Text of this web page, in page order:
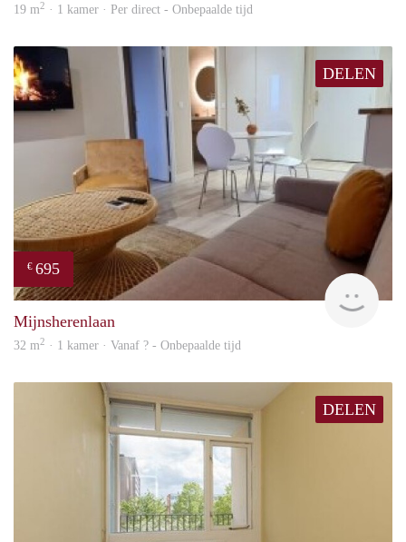
19 m2 · 1 kamer · Per direct - Onbepaalde tijd
DELEN
€ 695
Mijnsherenlaan
32 m2 · 1 kamer · Vanaf ? - Onbepaalde tijd
DELEN